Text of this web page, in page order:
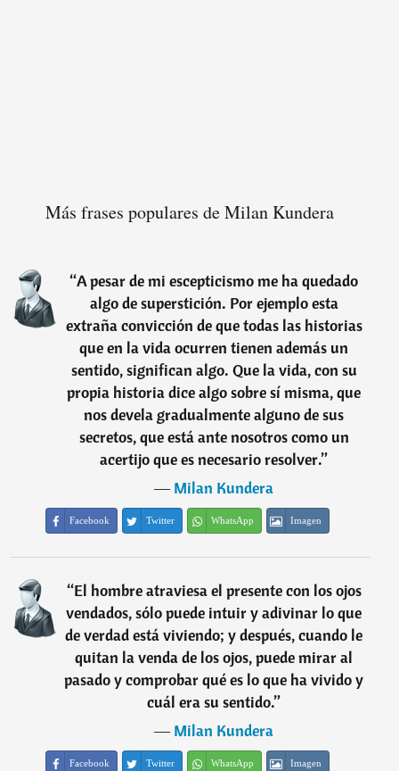
Más frases populares de Milan Kundera
“A pesar de mi escepticismo me ha quedado
algo de superstición. Por ejemplo esta
extraña convicción de que todas las historias
que en la vida ocurren tienen además un
sentido, significan algo. Que la vida, con su
propia historia dice algo sobre sí misma, que
nos devela gradualmente alguno de sus
secretos, que está ante nosotros como un
acertijo que es necesario resolver.”
―Milan Kundera
Facebook Twitter WhatsApp Imagen
“El hombre atraviesa el presente con los ojos
vendados, sólo puede intuir y adivinar lo que
de verdad está viviendo; y después, cuando le
quitan la venda de los ojos, puede mirar al
pasado y comprobar qué es lo que ha vivido y
cuál era su sentido.”
―Milan Kundera
Facebook Twitter WhatsApp Imagen